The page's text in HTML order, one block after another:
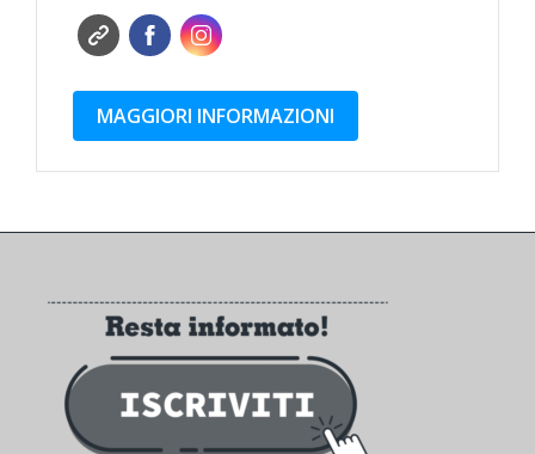
MAGGIORI INFORMAZIONI